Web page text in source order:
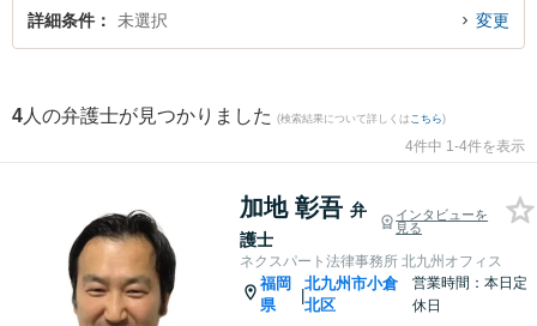
法律相談できる北九州市小倉北区内の弁護士に相談予約したい』などでお困り
詳細条件 未選択 変更
4 人の弁護士が見つかりました (検索結果について詳しくは こちら)
4件中 1-4件を表示
加地 彰吾 弁
護士
インタビューを
見る
ネクスパート法律事務所 北九州オフィス
福岡
県
|
北九州市小倉
北区
営業時間：本日定
休日